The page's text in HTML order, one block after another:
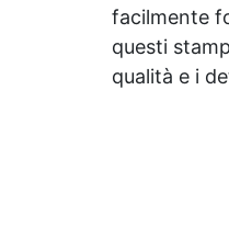
facilmente
questi
qualità e i